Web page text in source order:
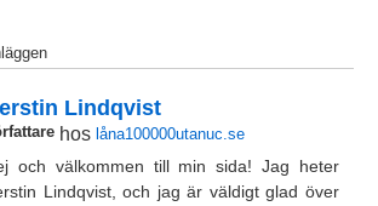
Lindqvist
hos låna100000utanuc.se
och välkommen till min sida! Jag heter
Lindqvist, och jag är väldigt glad över